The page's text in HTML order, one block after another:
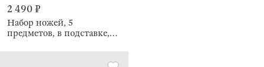
2 490 ₽
Набор ножей, 5
предметов, в подставке,